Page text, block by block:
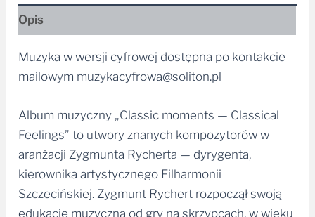
Opis
Muzyka w wersji cyfrowej dostępna po kontakcie
mailowym muzykacyfrowa@soliton.pl
Album muzyczny „Classic moments — Classical
Feelings” to utwory znanych kompozytorów w
aranżacji Zygmunta Rycherta — dyrygenta,
kierownika artystycznego Filharmonii
Szczecińskiej. Zygmunt Rychert rozpoczął swoją
edukację muzyczną od gry na skrzypcach, w wieku